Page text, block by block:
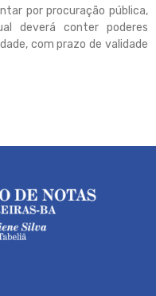
por procuração pública,
deverá conter poderes
com prazo de validade